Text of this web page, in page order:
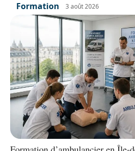
Formation 3 août 2026